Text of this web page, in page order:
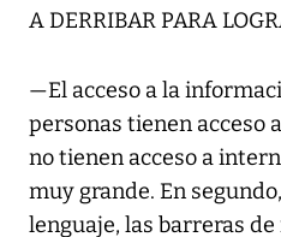
A DERRIBAR PARA
—El acceso a la
personas tienen acceso
no tienen acceso a
muy grande. En
lenguaje, las barreras